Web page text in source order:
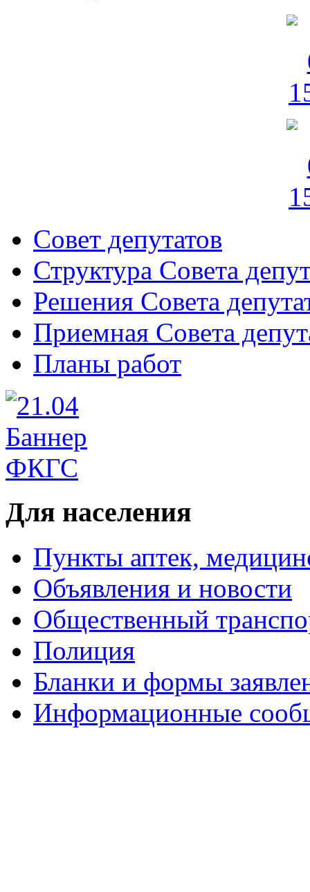
Совет депутатов
Структура Совета
Решения Совета
Приемная Совета
Планы работ
Для населения
Пункты аптек,
Объявления и новости
Общественный
Полиция
Бланки и формы
Информационные